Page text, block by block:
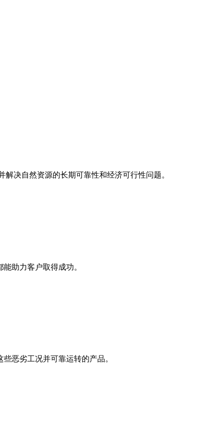
决自然资源的长期可靠性和经济可行性问题。
助力客户取得成功。
恶劣工况并可靠运转的产品。